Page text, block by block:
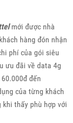
mới được nhà
hàng đón nhận
phí của gói siêu
ưu đãi về data 4g
đến
của từng khách
khi thấy phù hợp với